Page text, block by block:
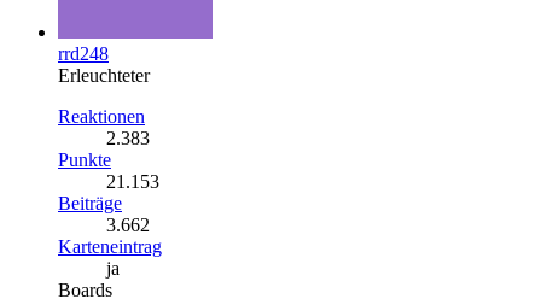
rrd248
Erleuchteter
Reaktionen
2.383
Punkte
21.153
Beiträge
3.662
Karteneintrag
ja
Boards